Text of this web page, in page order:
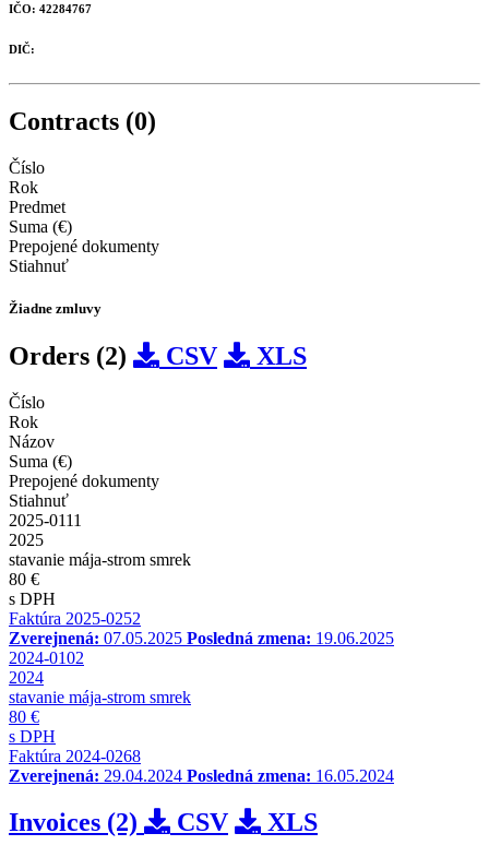
IČO: 42284767
DIČ:
Contracts (0)
Číslo
Rok
Predmet
Suma (€)
Prepojené dokumenty
Stiahnuť
Žiadne zmluvy
Orders (2) CSV XLS
Číslo
Rok
Názov
Suma (€)
Prepojené dokumenty
Stiahnuť
2025-0111
2025
stavanie mája-strom smrek
80 €
s DPH
Faktúra 2025-0252
Zverejnená: 07.05.2025 Posledná zmena: 19.06.2025
2024-0102
2024
stavanie mája-strom smrek
80 €
s DPH
Faktúra 2024-0268
Zverejnená: 29.04.2024 Posledná zmena: 16.05.2024
Invoices (2) CSV XLS